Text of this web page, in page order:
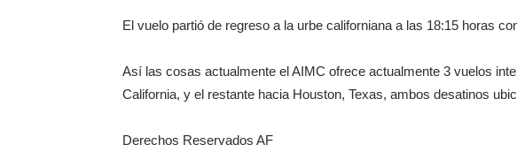
El vuelo partió de regreso a la urbe californiana a las 18:15 horas
Así las cosas actualmente el AIMC ofrece actualmente 3 vuelos
California, y el restante hacia Houston, Texas, ambos desatinos
Derechos Reservados AF